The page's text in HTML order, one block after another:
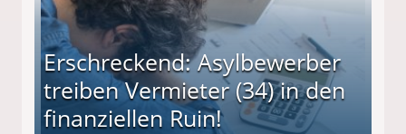
Erschreckend: Asylbewerber
treiben Vermieter (34) in den
finanziellen Ruin!